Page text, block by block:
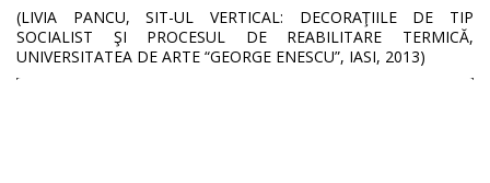
(LIVIA PANCU, SIT-UL VERTICAL: DECORAŢIILE DE TIP
SOCIALIST ŞI PROCESUL DE REABILITARE TERMICĂ,
UNIVERSITATEA DE ARTE “GEORGE ENESCU”, IASI, 2013)